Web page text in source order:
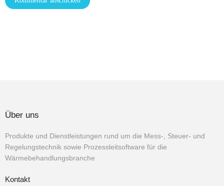
Über uns
Produkte und Dienstleistungen rund um die Mess-, Steuer- und
Regelungstechnik sowie Prozessleitsoftware für die
Wärmebehandlungsbranche
Kontakt